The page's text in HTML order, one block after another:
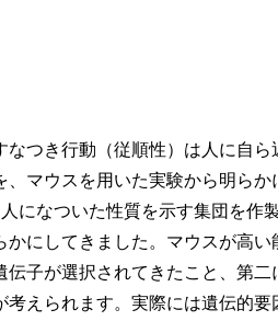
つき行動（従順性）は人に自ら
マウスを用いた実験から明らか
になついた性質を示す集団を作
にしてきました。マウスが高い
子が選択されてきたこと、第二
えられます。実際には遺伝的要